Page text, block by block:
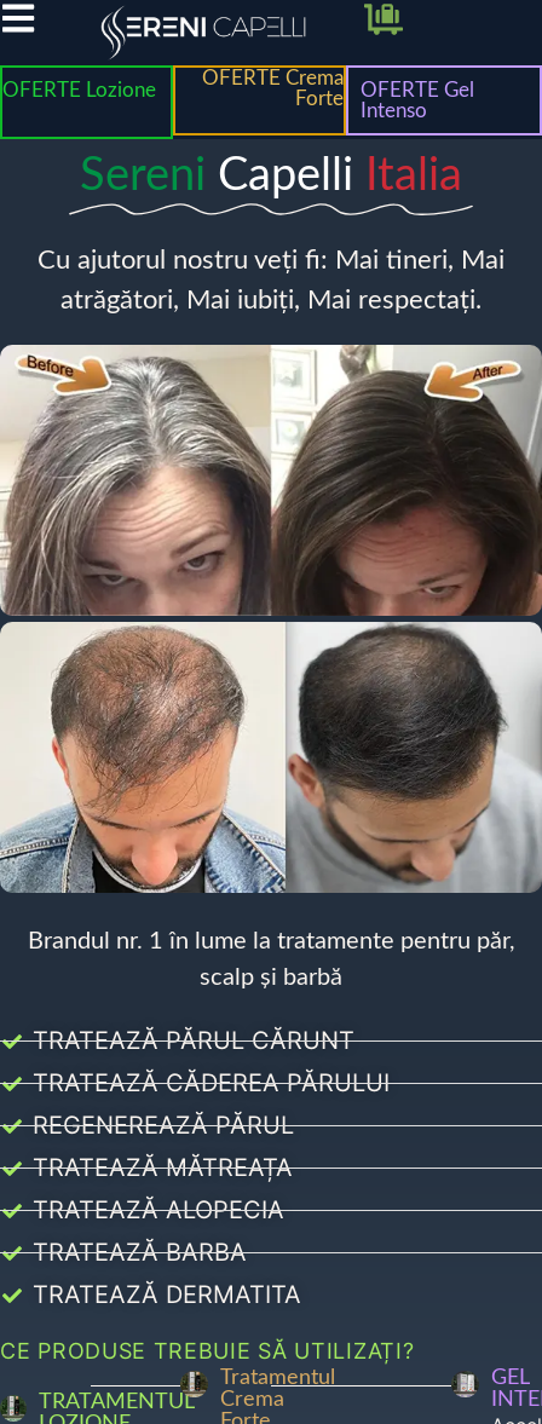
OFERTE Lozione
OFERTE Crema
Forte
OFERTE Gel
Intenso
Sereni Capelli Italia
Cu ajutorul nostru veți fi: Mai tineri, Mai
atrăgători, Mai iubiți, Mai respectați.
Brandul nr. 1 în lume la tratamente pentru păr,
scalp și barbă
TRATEAZĂ PĂRUL CĂRUNT
TRATEAZĂ CĂDEREA PĂRULUI
REGENEREAZĂ PĂRUL
TRATEAZĂ MĂTREAȚA
TRATEAZĂ ALOPECIA
TRATEAZĂ BARBA
TRATEAZĂ DERMATITA
CE PRODUSE TREBUIE SĂ UTILIZAȚI?
TRATAMENTUL
Tratamentul
Crema
GEL